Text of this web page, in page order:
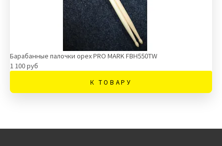
Барабанные палочки орех PRO MARK FBH550TW
1 100 руб
К ТОВАРУ